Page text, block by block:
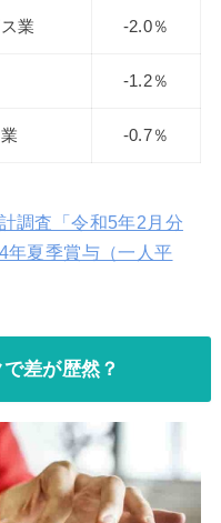
業 -2.0％
-1.2％
-0.7％
調査「令和5年2月分
夏季賞与（一人平
差が歴然？